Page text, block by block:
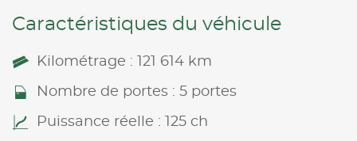
Caractéristiques du véhicule
Kilométrage : 121 614 km
Nombre de portes : 5 portes
Puissance réelle : 125 ch